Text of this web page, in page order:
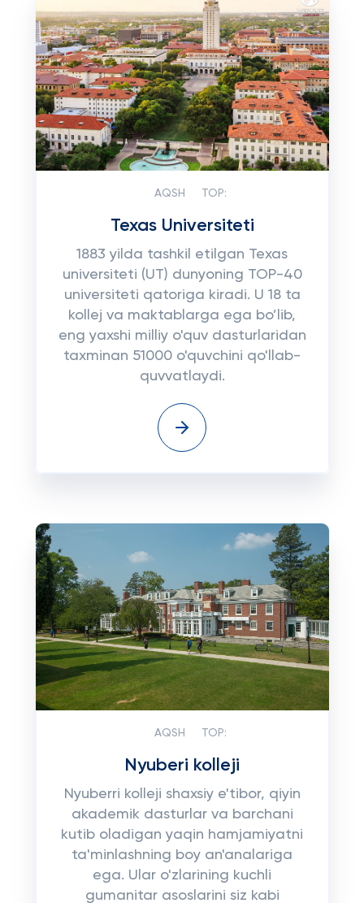
AQSH TOP:
Texas Universiteti
1883 yilda tashkil etilgan Texas
universiteti (UT) dunyoning TOP-40
universiteti qatoriga kiradi. U 18 ta
kollej va maktablarga ega bo’lib,
eng yaxshi milliy o'quv dasturlaridan
taxminan 51000 o'quvchini qo'llab-
quvvatlaydi.
AQSH TOP:
Nyuberi kolleji
Nyuberri kolleji shaxsiy e'tibor, qiyin
akademik dasturlar va barchani
kutib oladigan yaqin hamjamiyatni
ta'minlashning boy an'analariga
ega. Ular o'zlarining kuchli
gumanitar asoslarini siz kabi